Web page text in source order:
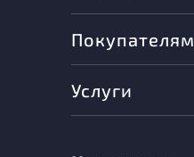
Покупателям
Услуги